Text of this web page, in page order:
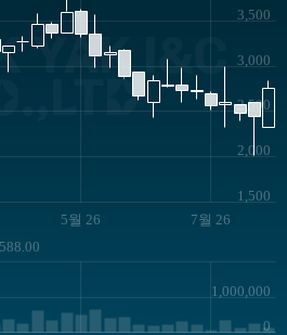
YAK I&C
5월 26 7월 26
1,500
2,000
2,500
3,000
3,500
0
1,000,000